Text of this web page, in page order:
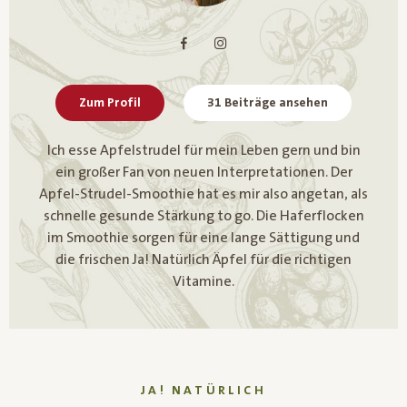
Zum Profil 31 Beiträge ansehen
Ich esse Apfelstrudel für mein Leben gern und bin
ein großer Fan von neuen Interpretationen. Der
Apfel-Strudel-Smoothie hat es mir also angetan, als
schnelle gesunde Stärkung to go. Die Haferflocken
im Smoothie sorgen für eine lange Sättigung und
die frischen Ja! Natürlich Äpfel für die richtigen
Vitamine.
JA! NATÜRLICH